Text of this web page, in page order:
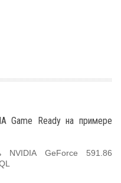
Game Ready на примере
NVIDIA GeForce 591.86